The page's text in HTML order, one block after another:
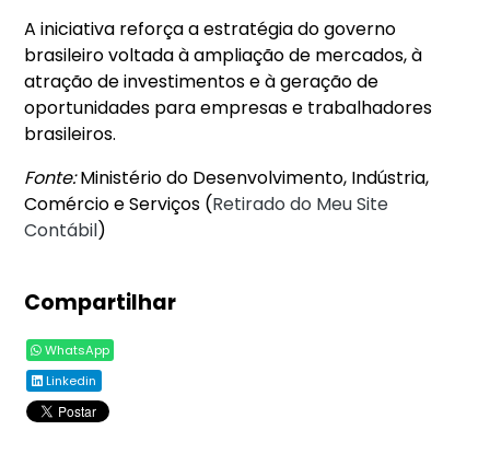
A iniciativa reforça a estratégia do governo
brasileiro voltada à ampliação de mercados, à
atração de investimentos e à geração de
oportunidades para empresas e trabalhadores
brasileiros.
Fonte:Ministério do Desenvolvimento, Indústria,
Comércio e Serviços (Retirado do Meu Site
Contábil)
Compartilhar
WhatsApp
Linkedin